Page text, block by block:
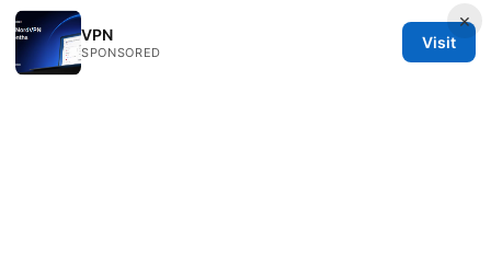
×
VPN
SPONSORED
Visit